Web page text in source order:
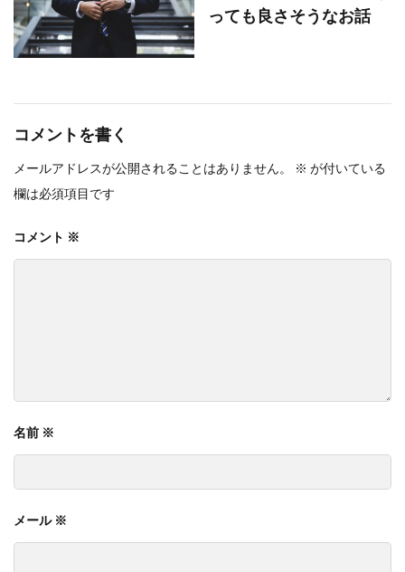
っても良さそうなお話
コメントを書く
メールアドレスが公開されることはありません。 ※ が付いている
欄は必須項目です
コメント ※
名前 ※
メール ※